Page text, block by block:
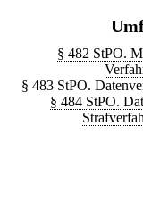
§ 482 StPO.
§ 483 StPO.
§ 484 StPO.